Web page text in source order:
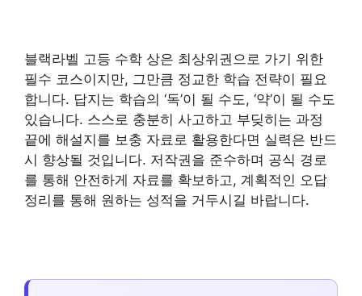
블랙라벨 고등 수학 상은 최상위권으로 가기 위한
필수 코스이지만, 그만큼 정교한 학습 전략이 필요
합니다. 답지는 학습의 ‘독’이 될 수도, ‘약’이 될 수도
있습니다. 스스로 충분히 사고하고 부딪히는 과정
끝에 해설지를 보충 자료로 활용한다면 실력은 반드
시 향상될 것입니다. 저작권을 준수하며 공식 경로
를 통해 안전하게 자료를 확보하고, 계획적인 오답
정리를 통해 원하는 성적을 거두시길 바랍니다.